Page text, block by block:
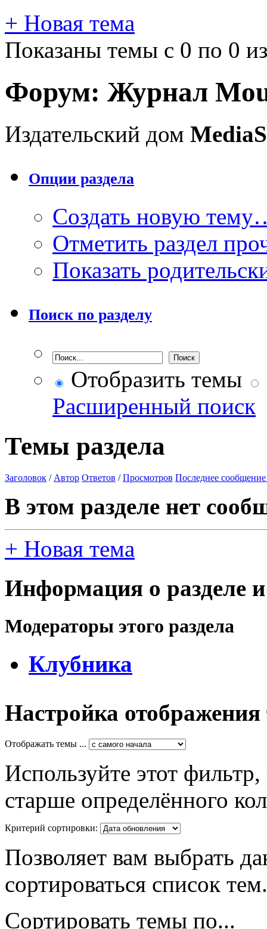
+ Новая тема
Показаны темы с 0 по 0
Форум: Журнал
Издательский дом
Опции раздела
Создать новую
Отметить раздел
Показать
Поиск по разделу
Отобразить темы
Расширенный поиск
Темы раздела
Заголовок / Автор Ответов /Просмотров Последнее сообщение
В этом разделе нет
+ Новая тема
Информация о разделе
Модераторы этого раздела
Клубника
Настройка отображения
Отображать темы ...
Используйте этот
старше определённого
Критерий сортировки:
Позволяет вам выбрать
сортироваться список тем.
Сортировать темы по...